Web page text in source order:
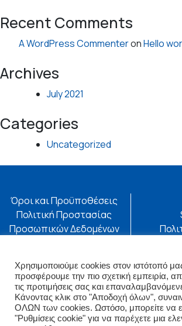
Recent Comments
A WordPress CommenteronHello
Archives
July 2021
Categories
Uncategorized
Όροι και Προϋποθέσεις
Πολιτική Προστασίας
Προσωπικών Δεδομένων
eureka.com.gr
Χρησιμοποιούμε cookies στον ιστότοπό
προσφέρουμε την πιο σχετική εμπειρία,
τις προτιμήσεις σας και
Κάνοντας κλικ στο "Αποδοχή όλων",
ΟΛΩΝ των cookies. Ωστόσο, μπορείτε να
"Ρυθμίσεις cookie" για να παρέχετε μια